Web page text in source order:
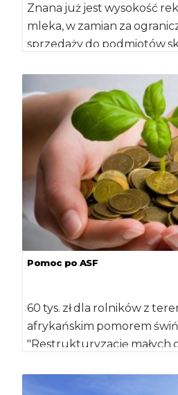
Znana już jest wysokość
mleka, w zamian za
sprzedaży do podmiotów
Pomoc po ASF
60 tys. zł dla rolników z
afrykańskim pomorem świń
"Restrukturyzację małych